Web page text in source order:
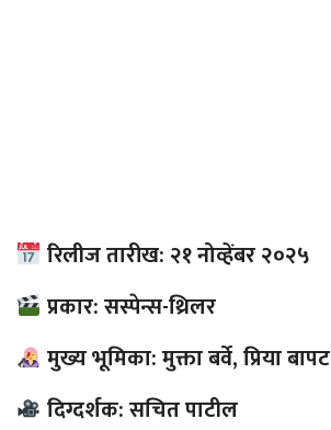
रिलीजतारीख: २१ नोव्हेंबर २०२५
प्रकार: सस्पेन्स-थ्रिलर
मुख्य भूमिका: मुक्ता बर्वे, प्रिया बापट
दिग्दर्शक: सचित पाटील